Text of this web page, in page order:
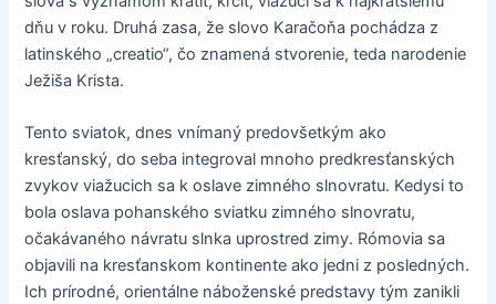
dňu v roku. Druhá zasa, že slovo Karačoňa pochádza z
latinského „creatio“, čo znamená stvorenie, teda narodenie
Ježiša Krista.
Tento sviatok, dnes vnímaný predovšetkým ako
kresťanský, do seba integroval mnoho predkresťanských
zvykov viažucich sa k oslave zimného slnovratu. Kedysi to
bola oslava pohanského sviatku zimného slnovratu,
očakávaného návratu slnka uprostred zimy. Rómovia sa
objavili na kresťanskom kontinente ako jedni z posledných.
Ich prírodné, orientálne náboženské predstavy tým zanikli